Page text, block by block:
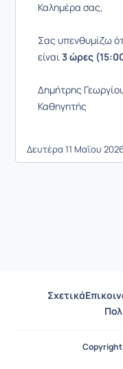
Καλημέρα σας,
Σας υπενθυμίζω
είναι3 ώρες
Δημήτρης
Καθηγητής
Δευτέρα 11 Μαΐου
Σχετικά